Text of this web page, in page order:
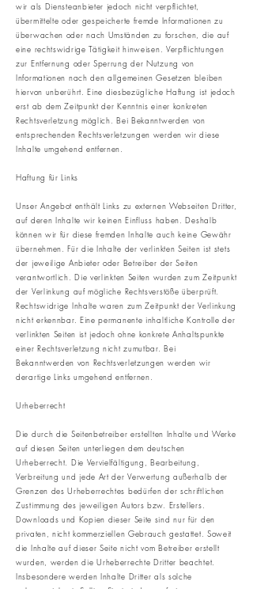
wir als Diensteanbieter jedoch nicht verpflichtet,
übermittelte oder gespeicherte fremde Informationen zu
überwachen oder nach Umständen zu forschen, die auf
eine rechtswidrige Tätigkeit hinweisen. Verpflichtungen
zur Entfernung oder Sperrung der Nutzung von
Informationen nach den allgemeinen Gesetzen bleiben
hiervon unberührt. Eine diesbezügliche Haftung ist jedoch
erst ab dem Zeitpunkt der Kenntnis einer konkreten
Rechtsverletzung möglich. Bei Bekanntwerden von
entsprechenden Rechtsverletzungen werden wir diese
Inhalte umgehend entfernen.
Haftung für Links
Unser Angebot enthält Links zu externen Webseiten Dritter,
auf deren Inhalte wir keinen Einfluss haben. Deshalb
können wir für diese fremden Inhalte auch keine Gewähr
übernehmen. Für die Inhalte der verlinkten Seiten ist stets
der jeweilige Anbieter oder Betreiber der Seiten
verantwortlich. Die verlinkten Seiten wurden zum Zeitpunkt
der Verlinkung auf mögliche Rechtsverstöße überprüft.
Rechtswidrige Inhalte waren zum Zeitpunkt der Verlinkung
nicht erkennbar. Eine permanente inhaltliche Kontrolle der
verlinkten Seiten ist jedoch ohne konkrete Anhaltspunkte
einer Rechtsverletzung nicht zumutbar. Bei
Bekanntwerden von Rechtsverletzungen werden wir
derartige Links umgehend entfernen.
Urheberrecht
Die durch die Seitenbetreiber erstellten Inhalte und Werke
auf diesen Seiten unterliegen dem deutschen
Urheberrecht. Die Vervielfältigung, Bearbeitung,
Verbreitung und jede Art der Verwertung außerhalb der
Grenzen des Urheberrechtes bedürfen der schriftlichen
Zustimmung des jeweiligen Autors bzw. Erstellers.
Downloads und Kopien dieser Seite sind nur für den
privaten, nicht kommerziellen Gebrauch gestattet. Soweit
die Inhalte auf dieser Seite nicht vom Betreiber erstellt
wurden, werden die Urheberrechte Dritter beachtet.
Insbesondere werden Inhalte Dritter als solche